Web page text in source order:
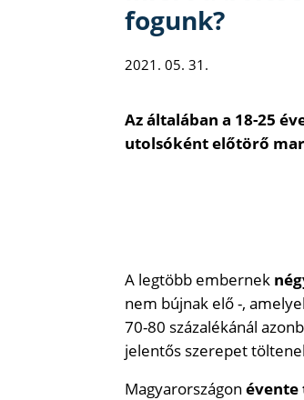
fogunk?
2021. 05. 31.
Az általában a 18-25
utolsóként előtörő
A legtöbb embernek
nem bújnak elő -,
70-80 százalékánál
jelentős szerepet
Magyarországon évente